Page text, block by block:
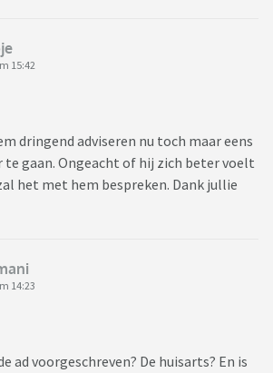
15:42
dringend adviseren nu toch maar eens
te gaan. Ongeacht of hij zich beter voelt
het met hem bespreken. Dank jullie
14:23
ad voorgeschreven? De huisarts? En is